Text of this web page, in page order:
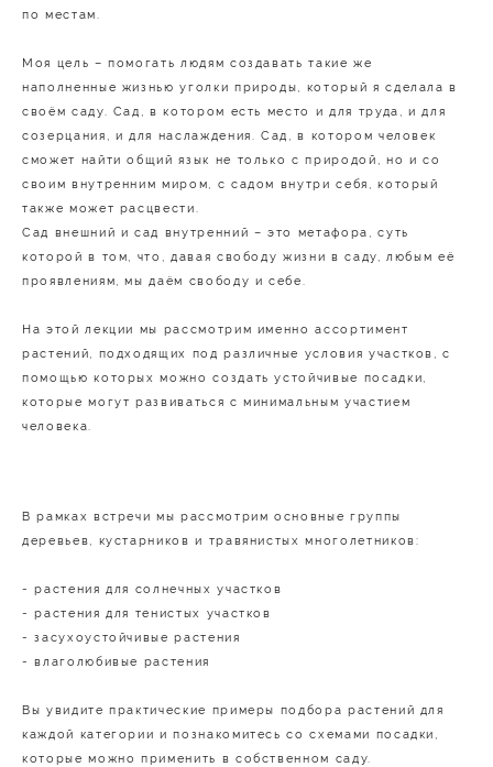
по местам.
Моя цель – помогать людям создавать такие же
наполненные жизнью уголки природы, который я сделала в
своём саду. Сад, в котором есть место и для труда, и для
созерцания, и для наслаждения. Сад, в котором человек
сможет найти общий язык не только с природой, но и со
своим внутренним миром, с садом внутри себя, который
также может расцвести.
Сад внешний и сад внутренний – это метафора, суть
которой в том, что, давая свободу жизни в саду, любым её
проявлениям, мы даём свободу и себе.
На этой лекции мы рассмотрим именно ассортимент
растений, подходящих под различные условия участков, с
помощью которых можно создать устойчивые посадки,
которые могут развиваться с минимальным участием
человека.
В рамках встречи мы рассмотрим основные группы
деревьев, кустарников и травянистых многолетников:
- растения для солнечных участков
- растения для тенистых участков
- засухоустойчивые растения
- влаголюбивые растения
Вы увидите практические примеры подбора растений для
каждой категории и познакомитесь со схемами посадки,
которые можно применить в собственном саду.